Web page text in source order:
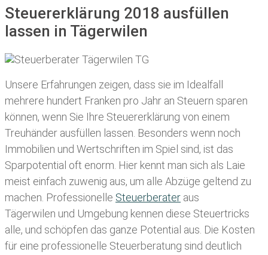
Steuererklärung 2018 ausfüllen
lassen in Tägerwilen
Unsere Erfahrungen zeigen, dass sie im Idealfall
mehrere hundert Franken pro Jahr an Steuern sparen
können, wenn Sie Ihre Steuererklärung von einem
Treuhänder ausfüllen lassen . Besonders wenn noch
Immobilien und Wertschriften im Spiel sind, ist das
Sparpotential oft enorm. Hier kennt man sich als Laie
meist einfach zuwenig aus, um alle Abzüge geltend zu
machen. Professionelle Steuerberater aus
Tägerwilen und Umgebung kennen diese Steuertricks
alle, und schöpfen das ganze Potential aus. Die Kosten
für eine professionelle Steuerberatung sind deutlich